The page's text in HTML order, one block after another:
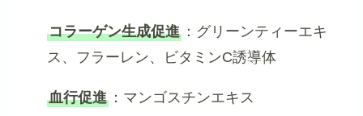
コラーゲン生成促進 ：グリーンティーエキ
ス、フラーレン、ビタミンC誘導体
血行促進 ：マンゴスチンエキス